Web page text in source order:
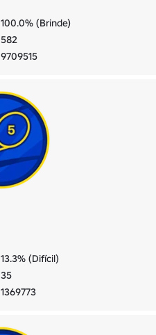
100.0% (Brinde)
582
9709515
13.3% (Difícil)
35
1369773